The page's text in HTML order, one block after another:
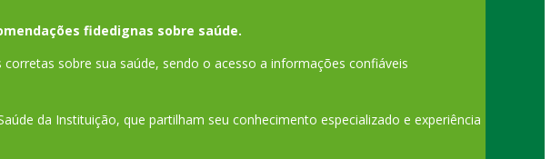
fidedignas sobre saúde.
sobre sua saúde, sendo o acesso a informações confiáveis
da Instituição, que partilham seu conhecimento especializado e experiência